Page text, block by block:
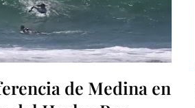
de Medina en